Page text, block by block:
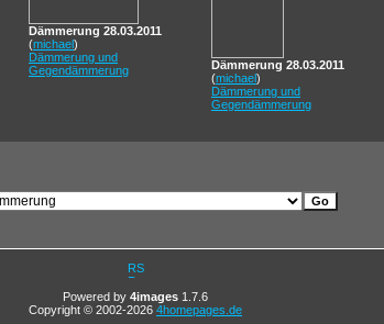
Dämmerung 28.03.2011
(michael)
Dämmerung und
Gegendämmerung
Dämmerung 28.03.2011
(michael)
Dämmerung und
Gegendämmerung
Powered by 4images 1.7.6
Copyright © 2002-2026 4homepages.de